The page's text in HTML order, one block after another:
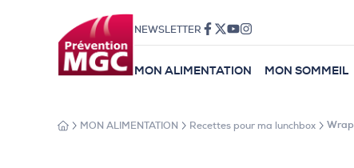
NEWSLETTER
MON ALIMENTATION MON SOMMEIL
MON ALIMENTATION Recettes pour ma lunchbox